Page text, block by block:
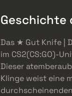
Geschichte
Das ★ Gut Knife |
im CS2(CS:GO)-
Dieser
Klinge weist eine